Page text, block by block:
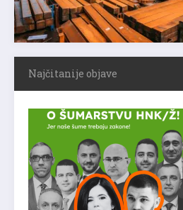
Najčitanije objave